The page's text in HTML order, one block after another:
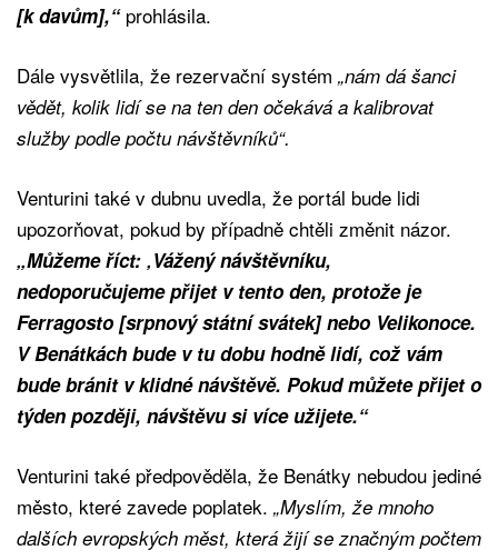
[k davům],“prohlásila.
Dále vysvětlila, že rezervační systém „nám dá šanci
vědět, kolik lidí se na ten den očekává a kalibrovat
služby podle počtu návštěvníků“.
Venturini také v dubnu uvedla, že portál bude lidi
upozorňovat, pokud by případně chtěli změnit názor.
„Můžeme říct: ‚Vážený návštěvníku,
nedoporučujeme přijet v tento den, protože je
Ferragosto [srpnový státní svátek] nebo Velikonoce.
V Benátkách bude v tu dobu hodně lidí, což vám
bude bránit v klidné návštěvě. Pokud můžete přijet o
týden později, návštěvu si více užijete.“
Venturini také předpověděla, že Benátky nebudou jediné
město, které zavede poplatek. „Myslím, že mnoho
dalších evropských měst, která žijí se značným počtem